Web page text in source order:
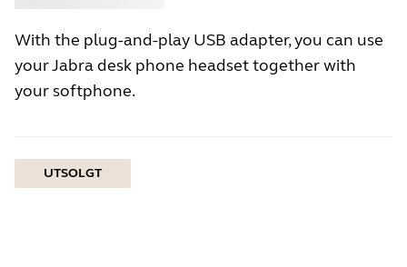
With the plug-and-play USB adapter, you can use
your Jabra desk phone headset together with
your softphone.
UTSOLGT